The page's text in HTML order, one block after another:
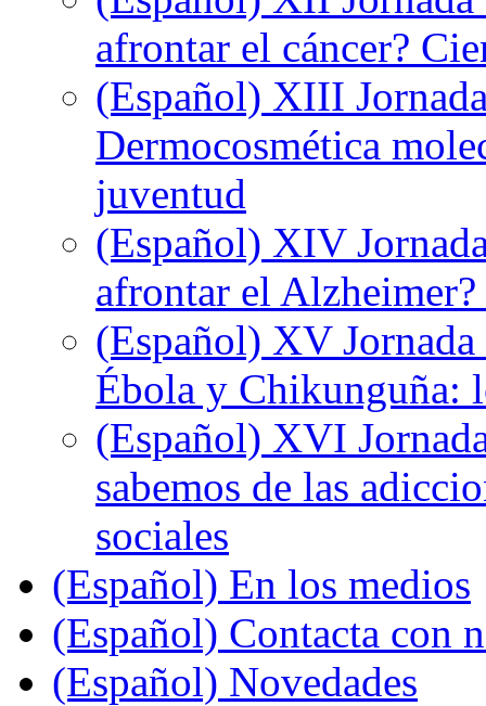
afrontar el cáncer?
(Español) XIII
Dermocosmética
juventud
(Español) XIV
afrontar el
(Español) XV
Ébola y Chikunguña:
(Español) XVI
sabemos de las
sociales
(Español) En los medios
(Español) Contacta con
(Español) Novedades